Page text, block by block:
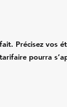
Précisez vos
pourra